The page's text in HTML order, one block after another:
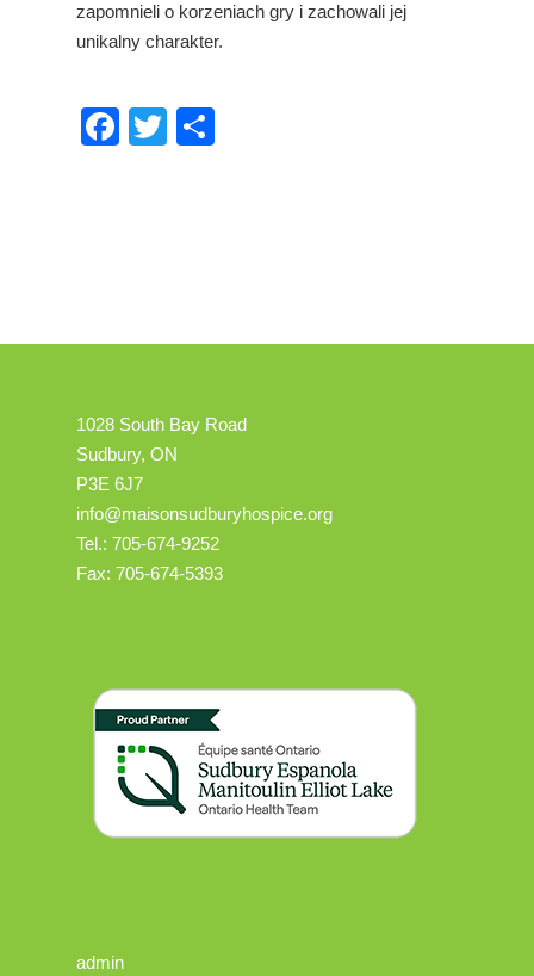
zapomnieli o korzeniach gry i zachowali jej
unikalny charakter.
Facebook
Twitter
1028 South Bay Road
Sudbury, ON
P3E 6J7
info@maisonsudburyhospice.org
Tel.: 705-674-9252
Fax: 705-674-5393
admin